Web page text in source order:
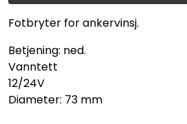
Fotbryter for ankervinsj.
Betjening: ned.
Vanntett
12/24V
Diameter: 73 mm